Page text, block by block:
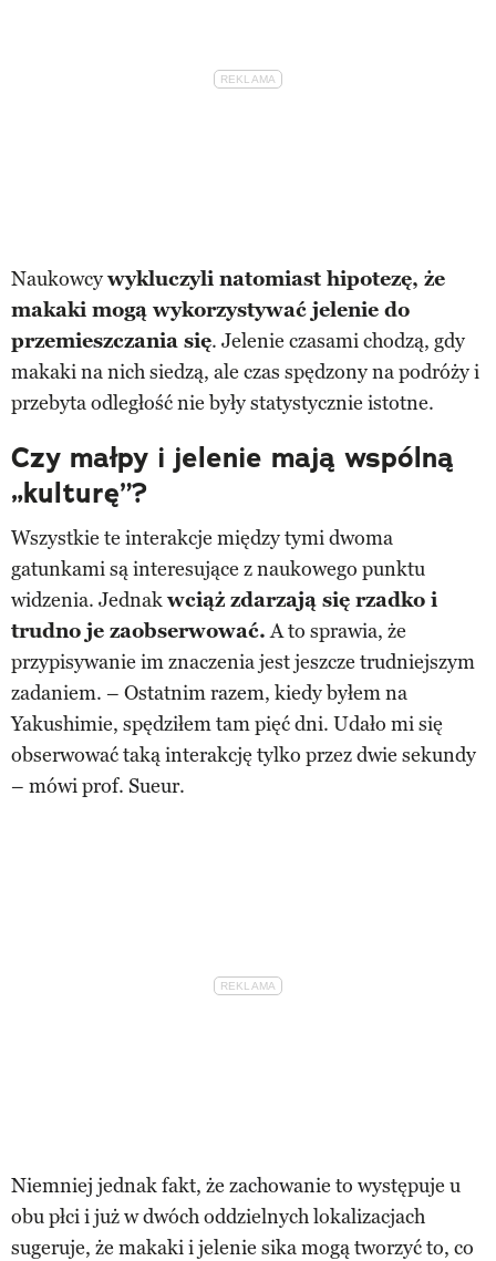
Naukowcywykluczyli natomiast hipotezę, że
makaki mogą wykorzystywać jelenie do
przemieszczania się. Jelenie czasami chodzą, gdy
makaki na nich siedzą, ale czas spędzony na podróży i
przebyta odległość nie były statystycznie istotne.
Czy małpy i jelenie mają wspólną
„kulturę”?
Wszystkie te interakcje między tymi dwoma
gatunkami są interesujące z naukowego punktu
widzenia. Jednakwciąż zdarzają się rzadko i
trudno je zaobserwować.A to sprawia, że ​​
przypisywanie im znaczenia jest jeszcze trudniejszym
zadaniem. – Ostatnim razem, kiedy byłem na
Yakushimie, spędziłem tam pięć dni. Udało mi się
obserwować taką interakcję tylko przez dwie sekundy
– mówi prof. Sueur.
Niemniej jednak fakt, że zachowanie to występuje u
obu płci i już w dwóch oddzielnych lokalizacjach
sugeruje, że makaki i jelenie sika mogą tworzyć to, co